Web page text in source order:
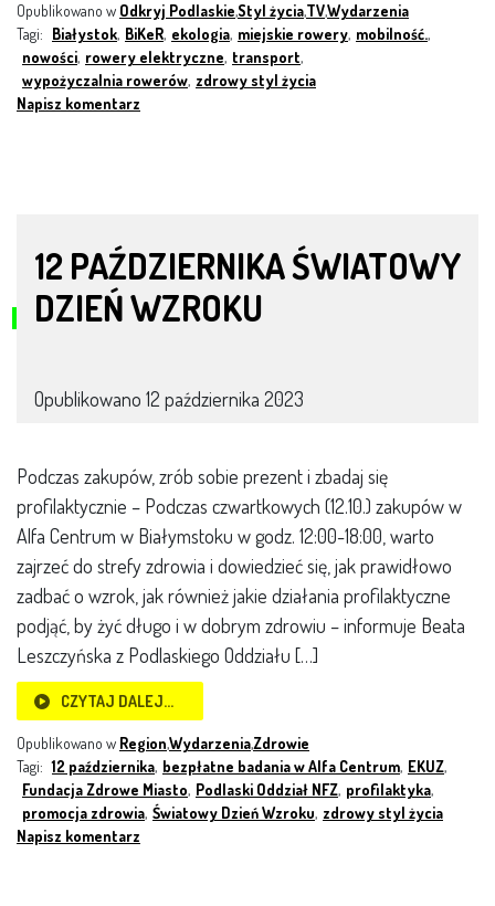
Opublikowano w Odkryj Podlaskie,Styl życia,TV,Wydarzenia
Tagi: Białystok, BiKeR, ekologia, miejskie rowery, mobilność.,
nowości, rowery elektryczne, transport,
wypożyczalnia rowerów, zdrowy styl życia
Napisz komentarz
12 PAŹDZIERNIKA ŚWIATOWY
DZIEŃ WZROKU
Opublikowano 12 października 2023
Podczas zakupów, zrób sobie prezent i zbadaj się
profilaktycznie – Podczas czwartkowych (12.10.) zakupów w
Alfa Centrum w Białymstoku w godz. 12:00-18:00, warto
zajrzeć do strefy zdrowia i dowiedzieć się, jak prawidłowo
zadbać o wzrok, jak również jakie działania profilaktyczne
podjąć, by żyć długo i w dobrym zdrowiu – informuje Beata
Leszczyńska z Podlaskiego Oddziału […]
CZYTAJ DALEJ…
Opublikowano w Region,Wydarzenia,Zdrowie
Tagi: 12 października, bezpłatne badania w Alfa Centrum, EKUZ,
Fundacja Zdrowe Miasto, Podlaski Oddział NFZ, profilaktyka,
promocja zdrowia, Światowy Dzień Wzroku, zdrowy styl życia
Napisz komentarz